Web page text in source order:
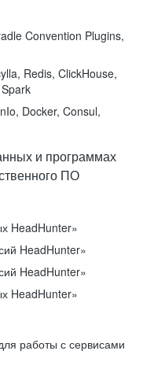
Convention Plugins,
Redis, ClickHouse,
Docker, Consul,
и программах
ПО
HeadHunter»
HeadHunter»
HeadHunter»
HeadHunter»
работы с сервисами